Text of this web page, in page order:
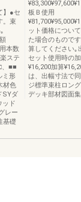
】●セ
。束
本数
ステ
、■■
ミ形
材色
SYダ
ッド
レー
基礎
板Ｂ使用
ット価格につい
た場合のもので
算してください
セット使用時の
¥16,200加算
は、出幅寸法で
ジ標準束柱ロン
デッキ部材図面集